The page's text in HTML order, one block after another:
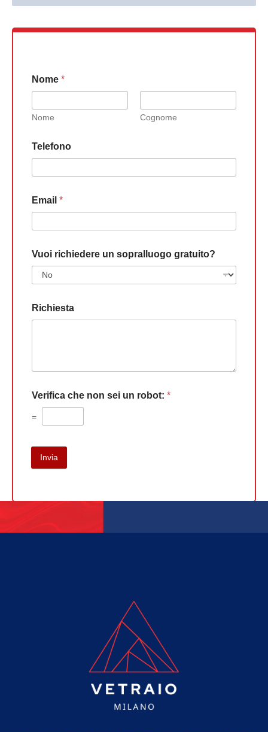
Nome *
Nome Cognome
Telefono
Email *
Vuoi richiedere un sopralluogo gratuito?
Richiesta
Verifica che non sei un robot: *
=
Invia